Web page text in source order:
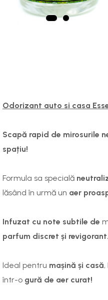
Odorizant auto si casa
Scapă rapid de mirosurile
spațiu!
Formula sa specială
lăsând în urmă un aer
Infuzat cu note subtile de
parfum discret și revigorant.
Ideal pentru mașină și casă,
într-o gură de aer curat!